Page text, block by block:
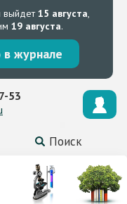
выйдет15 августа,
19 августа.
в журнале
Поиск
53